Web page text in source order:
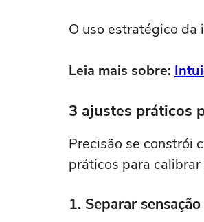
O uso estratégico da
Leia mais sobre:
3 ajustes práticos
Precisão se constrói
práticos para
1. Separar